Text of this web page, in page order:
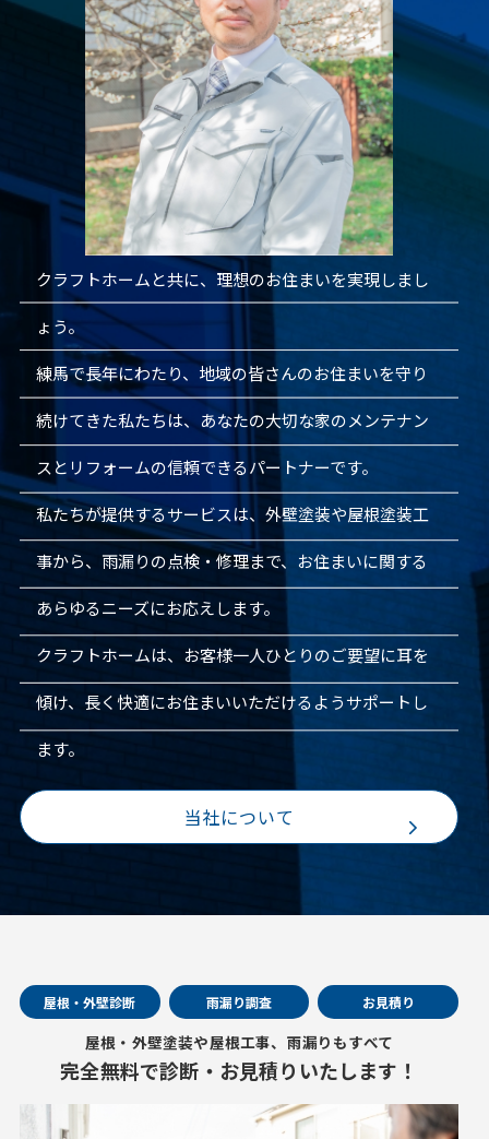
クラフトホームと共に、理想のお住まいを実現しまし
ょう。
練馬で長年にわたり、地域の皆さんのお住まいを守り
続けてきた私たちは、あなたの大切な家のメンテナン
スとリフォームの信頼できるパートナーです。
私たちが提供するサービスは、外壁塗装や屋根塗装工
事から、雨漏りの点検・修理まで、お住まいに関する
あらゆるニーズにお応えします。
クラフトホームは、お客様一人ひとりのご要望に耳を
傾け、長く快適にお住まいいただけるようサポートし
ます。
当社について
屋根・外壁診断 雨漏り調査 お見積り
屋根・外壁塗装や屋根工事、雨漏りもすべて
完全無料で診断・お見積りいたします！